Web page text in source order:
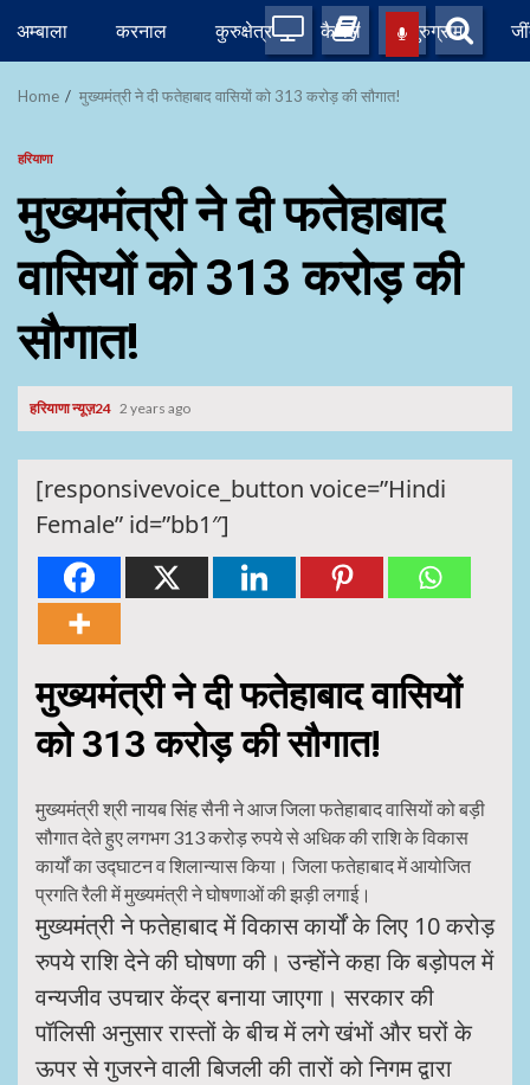
content
अम्बाला करनाल कुरुक्षेत्र कैथल गुरुग्राम
Home मुख्यमंत्री ने दी फतेहाबाद वासियों को 313 करोड़ की साैगात!
हरियाणा
मुख्यमंत्री ने दी फतेहाबाद
वासियों को 313 करोड़ की
साैगात!
हरियाणा न्यूज़24 2 years ago
[responsivevoice_button voice=”Hindi
Female” id=”bb1″]
मुख्यमंत्री ने दी फतेहाबाद वासियों
को 313 करोड़ की साैगात!
मुख्यमंत्री श्री नायब सिंह सैनी ने आज जिला फतेहाबाद वासियों को बड़ी
सौगात देते हुए लगभग 313 करोड़ रुपये से अधिक की राशि के विकास
कार्यों का उद्घाटन व शिलान्यास किया। जिला फतेहाबाद में आयोजित
प्रगति रैली में मुख्यमंत्री ने घोषणाओं की झड़ी लगाई।
मुख्यमंत्री ने फतेहाबाद में विकास कार्यों के लिए 10 करोड़
रुपये राशि देने की घोषणा की। उन्होंने कहा कि बड़ोपल में
वन्यजीव उपचार केंद्र बनाया जाएगा। सरकार की
पॉलिसी अनुसार रास्तों के बीच में लगे खंभों और घरों के
ऊपर से गुजरने वाली बिजली की तारों को निगम द्वारा